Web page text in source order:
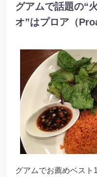
グアムで話題の“
オ”はプロア（
グアムでお薦めベスト